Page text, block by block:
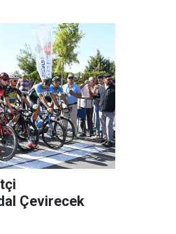
Çevirecek